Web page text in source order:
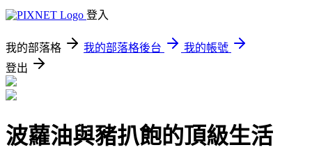
登入
我的部落格 我的部落格後台
我的帳號
登出
波蘿油與豬扒飽的頂級生活